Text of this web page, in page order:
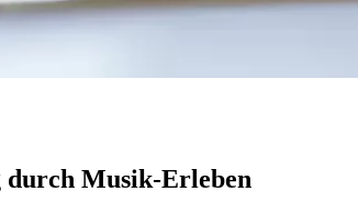
durch Musik-Erleben